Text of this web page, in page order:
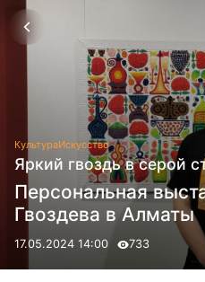
КультураИскусство
Яркий гвоздь в серой
Персональная
Гвоздева в Алматы
17.05.2024 14:00 733